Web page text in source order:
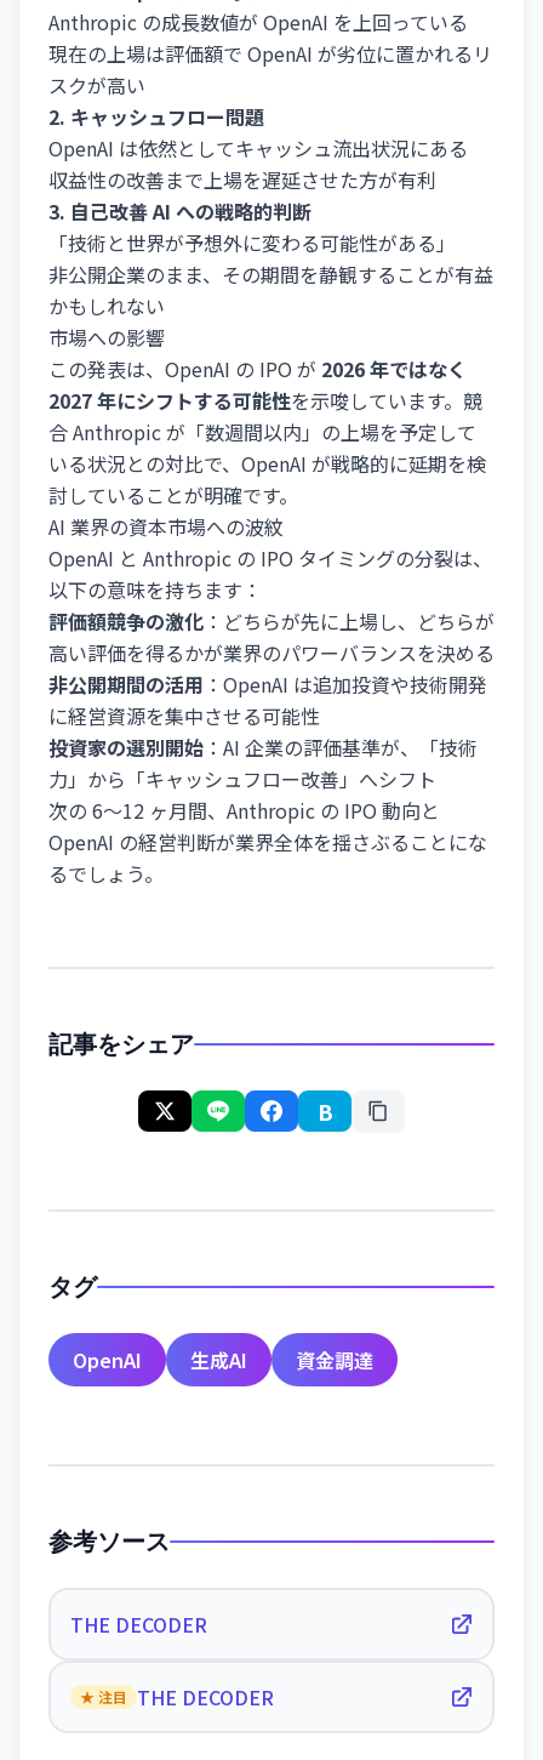
Anthropic の成長数値が OpenAI を上回っている
現在の上場は評価額で OpenAI が劣位に置かれるリ
スクが高い
2. キャッシュフロー問題
OpenAI は依然としてキャッシュ流出状況にある
収益性の改善まで上場を遅延させた方が有利
3. 自己改善 AI への戦略的判断
「技術と世界が予想外に変わる可能性がある」
非公開企業のまま、その期間を静観することが有益
かもしれない
市場への影響
この発表は、OpenAI の IPO が 2026 年ではなく
2027 年にシフトする可能性を示唆しています。競
合 Anthropic が「数週間以内」の上場を予定して
いる状況との対比で、OpenAI が戦略的に延期を検
討していることが明確です。
AI 業界の資本市場への波紋
OpenAI と Anthropic の IPO タイミングの分裂は、
以下の意味を持ちます：
評価額競争の激化 ：どちらが先に上場し、どちらが
高い評価を得るかが業界のパワーバランスを決める
非公開期間の活用 ：OpenAI は追加投資や技術開発
に経営資源を集中させる可能性
投資家の選別開始 ：AI 企業の評価基準が、「技術
力」から「キャッシュフロー改善」へシフト
次の 6～12 ヶ月間、Anthropic の IPO 動向と
OpenAI の経営判断が業界全体を揺さぶることにな
るでしょう。
記事をシェア
B
タグ
OpenAI 生成AI 資金調達
参考ソース
THE DECODER
★ 注目 THE DECODER